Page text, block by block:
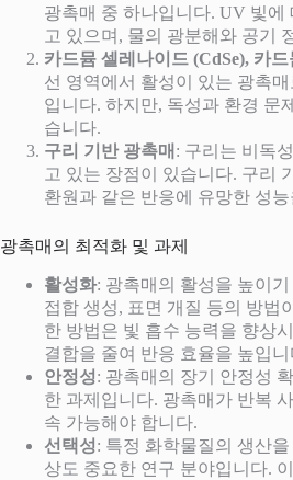
광촉매 중 하나입니다. UV 빛에
고 있으며, 물의 광분해와 공기
카드뮴 셀레나이드 (CdSe), 카
선 영역에서 활성이 있는 광촉
입니다. 하지만, 독성과 환경 문
습니다.
구리 기반 광촉매 : 구리는 비독
고 있는 장점이 있습니다. 구리
환원과 같은 반응에 유망한 성
광촉매의 최적화 및 과제
활성화: 광촉매의 활성을 높이
접합 생성, 표면 개질 등의 방법
한 방법은 빛 흡수 능력을 향상
결합을 줄여 반응 효율을 높입니
안정성: 광촉매의 장기 안정성
한 과제입니다. 광촉매가 반복
속 가능해야 합니다.
선택성: 특정 화학물질의 생산
상도 중요한 연구 분야입니다.